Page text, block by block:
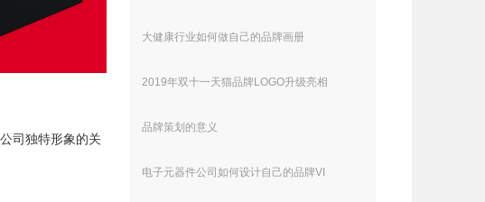
司独特形象的关
大健康行业如何做自己的品牌画册
2019年双十一天猫品牌LOGO升级亮相
品牌策划的意义
电子元器件公司如何设计自己的品牌VI